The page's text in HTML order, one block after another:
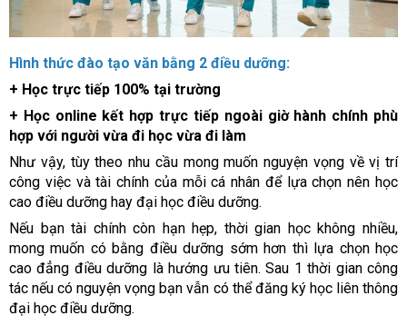
Hình thức đào tạo văn bằng 2 điều dưỡng:
+ Học trực tiếp 100% tại trường
+ Học online kết hợp trực tiếp ngoài giờ hành chính phù
hợp với người vừa đi học vừa đi làm
Như vậy, tùy theo nhu cầu mong muốn nguyện vọng về vị trí
công việc và tài chính của mỗi cá nhân để lựa chọn nên học
cao điều dưỡng hay đại học điều dưỡng.
Nếu bạn tài chính còn hạn hẹp, thời gian học không nhiều,
mong muốn có bằng điều dưỡng sớm hơn thì lựa chọn học
cao đẳng điều dưỡng là hướng ưu tiên. Sau 1 thời gian công
tác nếu có nguyện vọng bạn vẫn có thể đăng ký học liên thông
đại học điều dưỡng.